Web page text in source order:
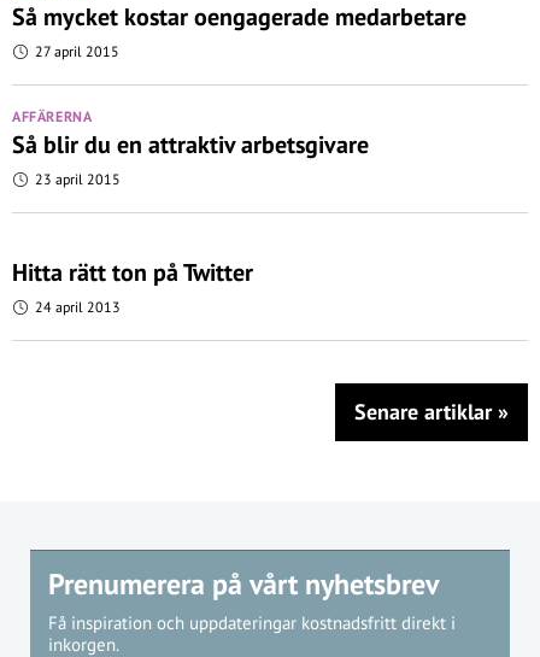
Så mycket kostar oengagerade medarbetare
27 april 2015
AFFÄRERNA
Så blir du en attraktiv arbetsgivare
23 april 2015
Hitta rätt ton på Twitter
24 april 2013
Senare artiklar»
Prenumerera på vårt nyhetsbrev
Få inspiration och uppdateringar kostnadsfritt direkt i
inkorgen.